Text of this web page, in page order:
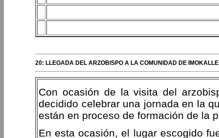
20: LLEGADA DEL ARZOBISPO A LA COMUNIDAD DE
Con ocasión de la visita del
decidido celebrar una jornada en la
están en proceso de formación de la
En esta ocasión, el lugar escogido